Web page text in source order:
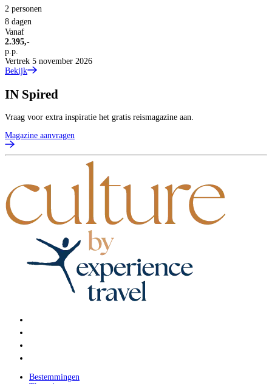
2 personen
8 dagen
Vanaf
2.395,-
p.p.
Vertrek 5 november 2026
Bekijk
IN Spired
Vraag voor extra inspiratie het gratis reismagazine aan.
Magazine aanvragen
Bestemmingen